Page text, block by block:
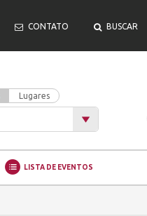
CONTATO BUSCAR
Lugares
LISTA DE EVENTOS